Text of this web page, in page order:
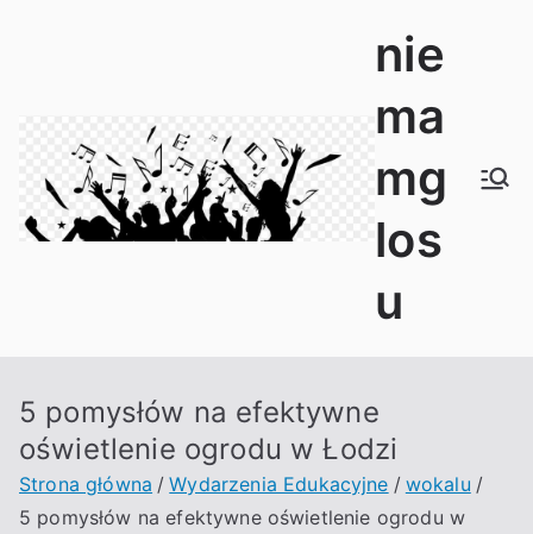
nie
ma
mg
los
u
5 pomysłów na efektywne
oświetlenie ogrodu w Łodzi
Strona główna Wydarzenia Edukacyjne
wokalu
5 pomysłów na efektywne oświetlenie ogrodu w